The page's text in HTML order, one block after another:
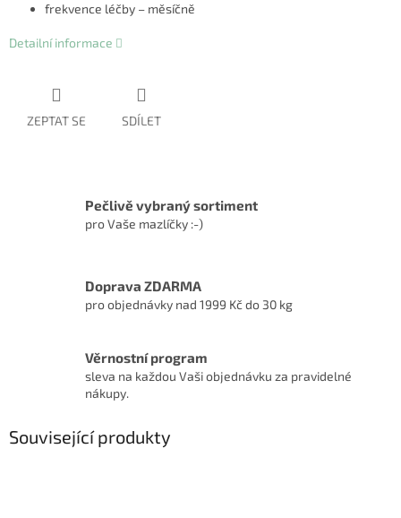
frekvence léčby – měsíčně
Detailní informace
ZEPTAT SE SDÍLET
Pečlivě vybraný sortiment
pro Vaše mazlíčky :-)
Doprava ZDARMA
pro objednávky nad 1999 Kč do 30 kg
Věrnostní program
sleva na každou Vaši objednávku za pravidelné
nákupy.
Související produkty